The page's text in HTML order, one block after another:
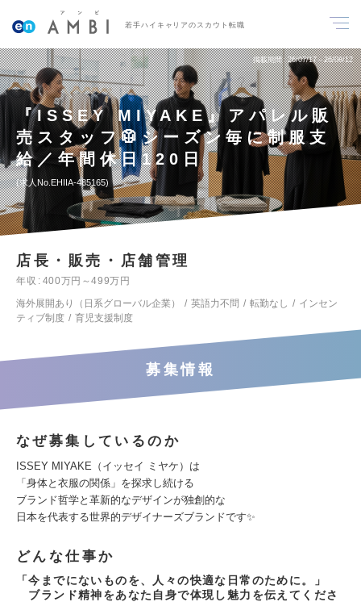
若手ハイキャリアのスカウト転職
掲載期間 26/07/17～26/08/12
『ISSEY MIYAKE』アパレル販
売スタッフ🥼シーズン毎に制服支
給／年間休日120日
求人No.EHIIA-485165
店長・販売・店舗管理
年収
400万円～499万円
海外展開あり（日系グローバル企業）
英語力不問 転勤なし
インセン
ティブ制度
育児支援制度
募集情報
なぜ募集しているのか
ISSEY MIYAKE（イッセイ ミヤケ）は
「身体と衣服の関係」を探求し続ける
ブランド哲学と革新的なデザインが独創的な
日本を代表する世界的デザイナーズブランドです✨
どんな仕事か
「今までにないものを、人々の快適な日常のために。」
ブランド精神をあなた自身で体現し魅力を伝えてくださ